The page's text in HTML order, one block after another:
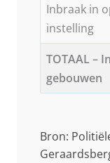
Inbraak in
instelling
TOTAAL –
gebouwen
Bron: